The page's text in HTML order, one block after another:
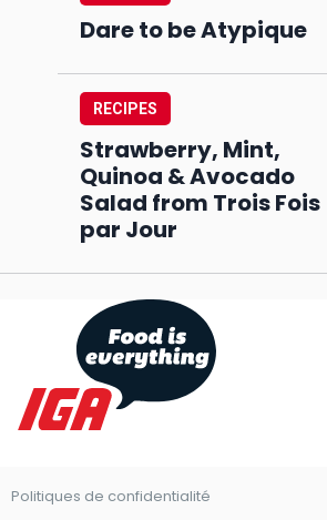
Dare to be Atypique
RECIPES
Strawberry, Mint,
Quinoa & Avocado
Salad from Trois Fois
par Jour
Politiques de confidentialité